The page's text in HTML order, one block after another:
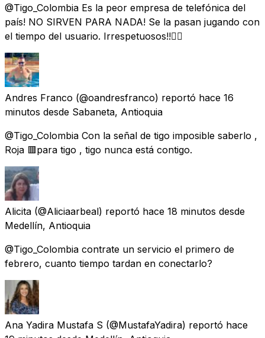
@Tigo_Colombia Es la peor empresa de telefónica del
país! NO SIRVEN PARA NADA! Se la pasan jugando con
el tiempo del usuario. Irrespetuosos!!👎🏼
Andres Franco (@oandresfranco) reportó hace 16
minutos desde Sabaneta, Antioquia
@Tigo_Colombia Con la señal de tigo imposible saberlo ,
Roja 🟥para tigo , tigo nunca está contigo.
Alicita (@Aliciaarbeal) reportó hace 18 minutos desde
Medellín, Antioquia
@Tigo_Colombia contrate un servicio el primero de
febrero, cuanto tiempo tardan en conectarlo?
Ana Yadira Mustafa S (@MustafaYadira) reportó hace